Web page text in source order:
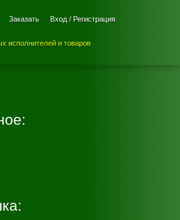
Заказать Вход / Регистрация
исполнителей и товаров